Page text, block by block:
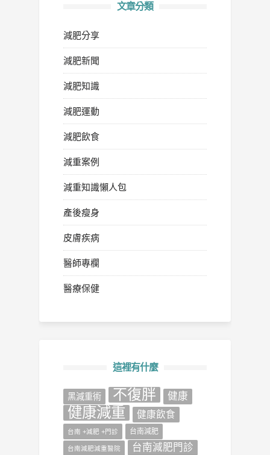
文章分類
減肥分享
減肥新聞
減肥知識
減肥運動
減肥飲食
減重案例
減重知識懶人包
產後瘦身
皮膚疾病
醫師專欄
醫療保健
這裡有什麼
‎黑減重術‬ 不復胖 健康
健康減重 健康飲食
台南 +減肥 +門診 台南減肥
台南減肥減重醫院 台南減肥門診